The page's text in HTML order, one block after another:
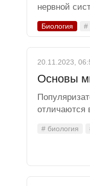
нервной
Биология #
20.11.2023,
Основы
отличаются
# биология